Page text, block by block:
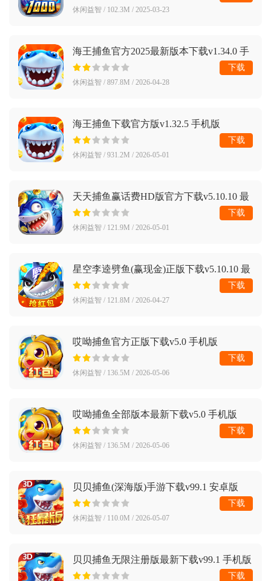
休闲益智 / 102.3M / 2025-03-23
海王捕鱼官方2025最新版本下载v1.34.0 手
机版
休闲益智 / 897.8M / 2026-04-28
下载
海王捕鱼下载官方版v1.32.5 手机版
休闲益智 / 931.2M / 2026-05-01
下载
天天捕鱼赢话费HD版官方下载v5.10.10 最
新版
休闲益智 / 121.9M / 2026-05-01
下载
星空李逵劈鱼(赢现金)正版下载v5.10.10 最
新版
休闲益智 / 121.8M / 2026-04-27
下载
哎呦捕鱼官方正版下载v5.0 手机版
休闲益智 / 136.5M / 2026-05-06
下载
哎呦捕鱼全部版本最新下载v5.0 手机版
休闲益智 / 136.5M / 2026-05-06
下载
贝贝捕鱼(深海版)手游下载v99.1 安卓版
休闲益智 / 110.0M / 2026-05-07
下载
贝贝捕鱼无限注册版最新下载v99.1 手机版
下载